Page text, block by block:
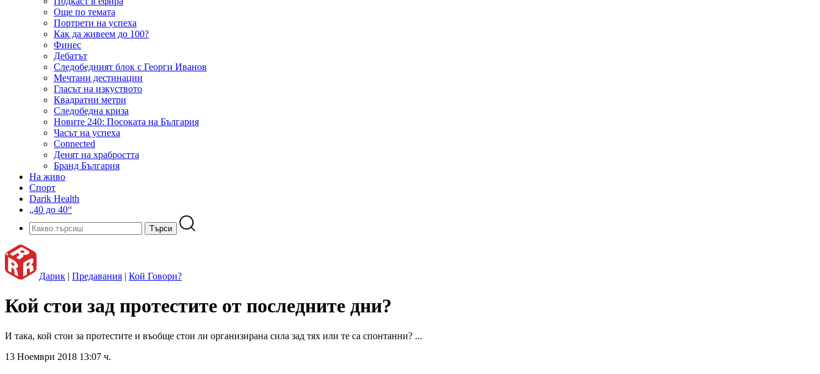
Още по темата
Портрети на успеха
Как да живеем до 100?
Финес
Дебатът
Следобедният блок с Георги Иванов
Мечтани дестинации
Гласът на изкуството
Квадратни метри
Следобедна криза
Новите 240: Посоката на България
Часът на успеха
Connected
Денят на храбростта
Бранд България
На живо
Спорт
Darik Health
„40 до 40“
Дарик | Предавания | Кой Говори?
Кой стои зад протестите от последните дни?
И така, кой стои за протестите и въобще стои ли организирана сила зад тях или те са спонтанни? ...
13 Ноември 2018 13:07 ч.